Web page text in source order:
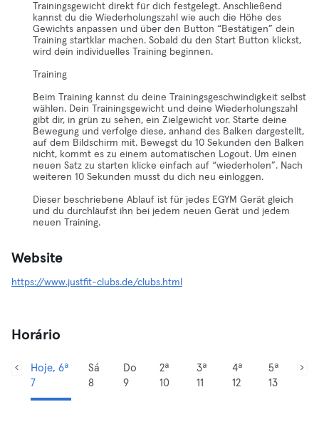
Trainingsgewicht direkt für dich festgelegt. Anschließend
kannst du die Wiederholungszahl wie auch die Höhe des
Gewichts anpassen und über den Button “Bestätigen” dein
Training startklar machen. Sobald du den Start Button klickst,
wird dein individuelles Training beginnen.
Training
Beim Training kannst du deine Trainingsgeschwindigkeit selbst
wählen. Dein Trainingsgewicht und deine Wiederholungszahl
gibt dir, in grün zu sehen, ein Zielgewicht vor. Starte deine
Bewegung und verfolge diese, anhand des Balken dargestellt,
auf dem Bildschirm mit. Bewegst du 10 Sekunden den Balken
nicht, kommt es zu einem automatischen Logout. Um einen
neuen Satz zu starten klicke einfach auf “wiederholen”. Nach
weiteren 10 Sekunden musst du dich neu einloggen.
Dieser beschriebene Ablauf ist für jedes EGYM Gerät gleich
und du durchläufst ihn bei jedem neuen Gerät und jedem
neuen Training.
Website
https://www.justfit-clubs.de/clubs.html
Horário
Hoje, 6ª
7
Sá
8
Do
9
2ª
10
3ª
11
4ª
12
5ª
13